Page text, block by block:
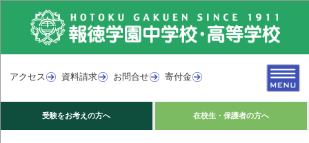
アクセス 資料請求 お問合せ 寄付金
受験をお考えの方へ 在校生・保護者の方へ